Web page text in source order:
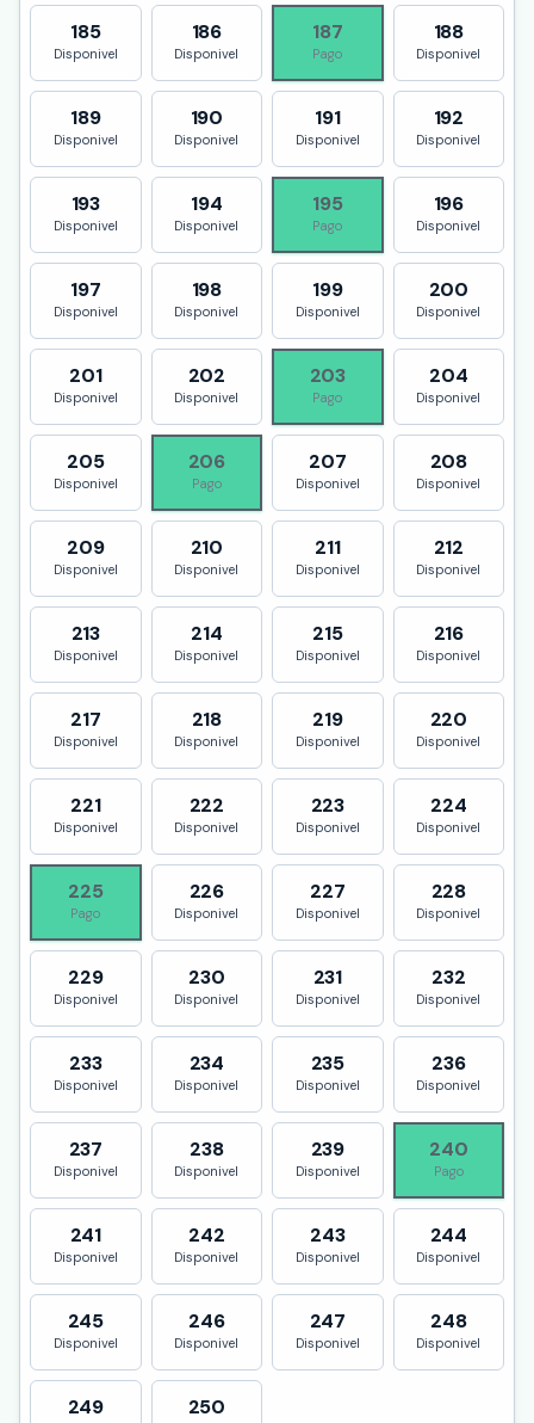
185
Disponivel
186
Disponivel
187
Pago
188
Disponivel
189
Disponivel
190
Disponivel
191
Disponivel
192
Disponivel
193
Disponivel
194
Disponivel
195
Pago
196
Disponivel
197
Disponivel
198
Disponivel
199
Disponivel
200
Disponivel
201
Disponivel
202
Disponivel
203
Pago
204
Disponivel
205
Disponivel
206
Pago
207
Disponivel
208
Disponivel
209
Disponivel
210
Disponivel
211
Disponivel
212
Disponivel
213
Disponivel
214
Disponivel
215
Disponivel
216
Disponivel
217
Disponivel
218
Disponivel
219
Disponivel
220
Disponivel
221
Disponivel
222
Disponivel
223
Disponivel
224
Disponivel
225
Pago
226
Disponivel
227
Disponivel
228
Disponivel
229
Disponivel
230
Disponivel
231
Disponivel
232
Disponivel
233
Disponivel
234
Disponivel
235
Disponivel
236
Disponivel
237
Disponivel
238
Disponivel
239
Disponivel
240
Pago
241
Disponivel
242
Disponivel
243
Disponivel
244
Disponivel
245
Disponivel
246
Disponivel
247
Disponivel
248
Disponivel
249 250